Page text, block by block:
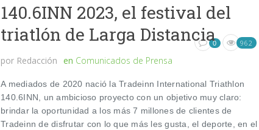
140.6INN 2023, el festival del
triatlón de Larga Distancia
por Redacción en Comunicados de Prensa
0 962
A mediados de 2020 nació la Tradeinn International Triathlon
140.6INN, un ambicioso proyecto con un objetivo muy claro:
brindar la oportunidad a los más 7 millones de clientes de
Tradeinn de disfrutar con lo que más les gusta, el deporte, en el